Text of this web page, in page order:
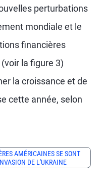
perturbations
mondiale et le
financières
la figure 3)
la croissance et de
cette année, selon
AMÉRICAINES SE SONT
DE L'UKRAINE